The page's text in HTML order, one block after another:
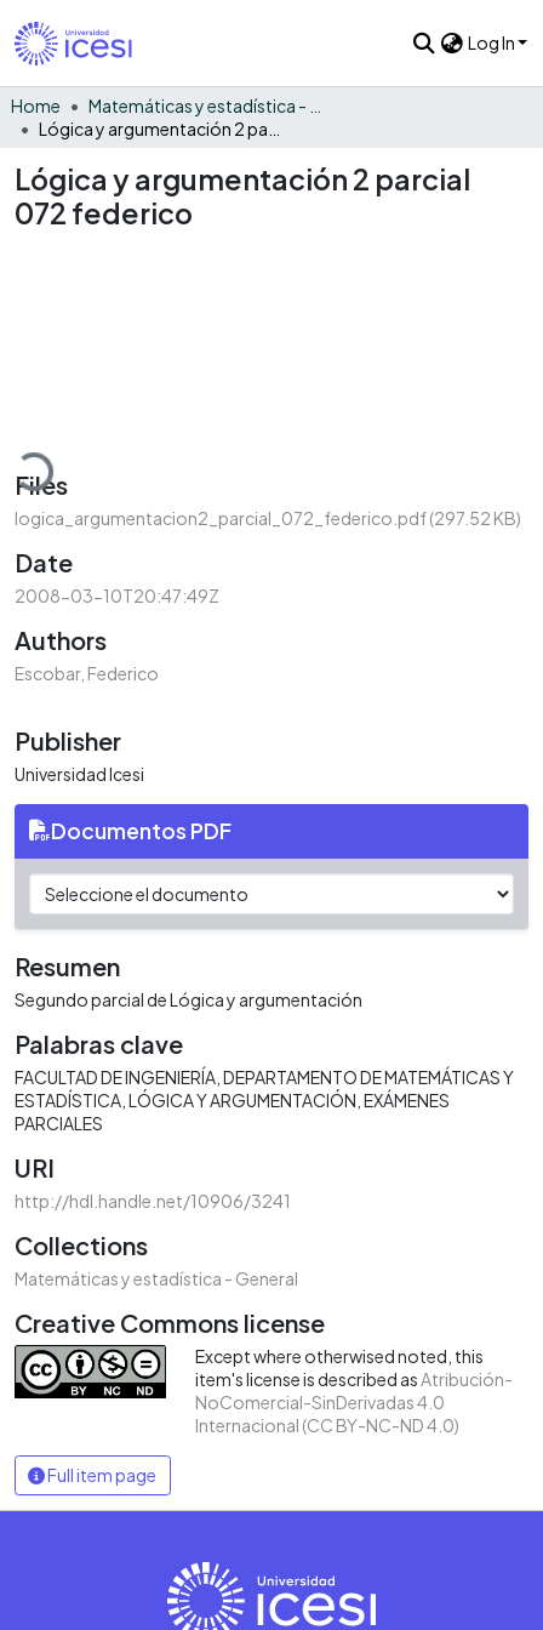
Log In
Home
Lógica y argumentación 2 parcial
072 federico
Files
logica_argumentacion2_parcial_072_federico.pdf(297.52 KB)
Date
2008-03-10T20:47:49Z
Authors
Escobar, Federico
Publisher
Universidad Icesi
Documentos PDF
Resumen
Segundo parcial de Lógica y argumentación
Palabras clave
FACULTAD DE INGENIERÍA DEPARTAMENTO DE MATEMÁTICAS Y
ESTADÍSTICA LÓGICA Y ARGUMENTACIÓN EXÁMENES
PARCIALES
URI
http://hdl.handle.net/10906/3241
Collections
Matemáticas y estadística - General
Creative Commons license
Except where otherwised noted, this
item's license is described asAtribución-
NoComercial-SinDerivadas 4.0
Internacional (CC BY-NC-ND 4.0)
Full item page